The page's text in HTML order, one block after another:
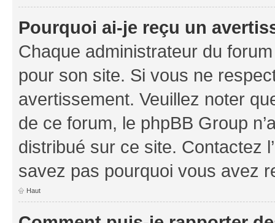
Pourquoi ai-je reçu un
Chaque administrateur du
pour son site. Si vous ne
avertissement. Veuillez noter
de ce forum, le phpBB Group
distribué sur ce site. Contactez
savez pas pourquoi vous avez
Haut